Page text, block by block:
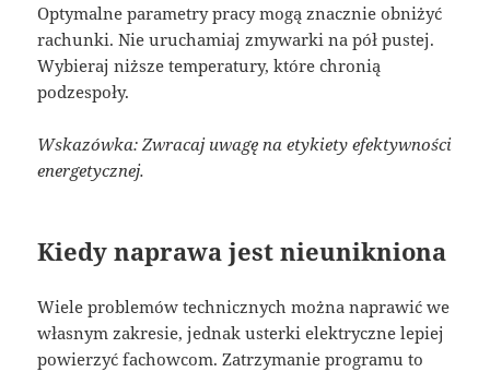
Optymalne parametry pracy mogą znacznie obniżyć
rachunki. Nie uruchamiaj zmywarki na pół pustej.
Wybieraj niższe temperatury, które chronią
podzespoły.
Wskazówka: Zwracaj uwagę na etykiety efektywności
energetycznej.
Kiedy naprawa jest nieunikniona
Wiele problemów technicznych można naprawić we
własnym zakresie, jednak usterki elektryczne lepiej
powierzyć fachowcom. Zatrzymanie programu to